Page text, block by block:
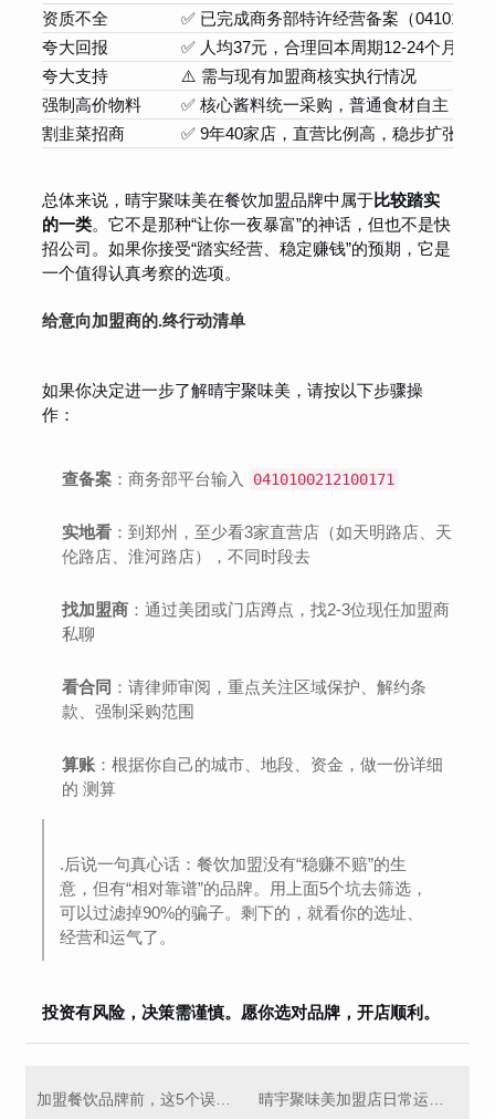
资质不全
✅ 已完成商务部特许经营备案（
夸大回报
✅ 人均37元，合理回本周期12-24个月，
夸大支持
⚠️ 需与现有加盟商核实执行情况
强制高价物料
✅ 核心酱料统一采购，普通食材自主，价
割韭菜招商
✅ 9年40家店，直营比例高，稳步扩张
总体来说，晴宇聚味美在餐饮加盟品牌中属于比较踏实
的一类。它不是那种“让你一夜暴富”的神话，但也不是快
招公司。如果你接受“踏实经营、稳定赚钱”的预期，它是
一个值得认真考察的选项。
给意向加盟商的.终行动清单
如果你决定进一步了解晴宇聚味美，请按以下步骤操
作：
查备案 ：商务部平台输入 0410100212100171
实地看 ：到郑州，至少看3家直营店（如天明路店、天
伦路店、淮河路店），不同时段去
找加盟商 ：通过美团或门店蹲点，找2-3位现任加盟商
私聊
看合同 ：请律师审阅，重点关注区域保护、解约条
款、强制采购范围
算账 ：根据你自己的城市、地段、资金，做一份详细
的 测算
.后说一句真心话：餐饮加盟没有“稳赚不赔”的生
意，但有“相对靠谱”的品牌。用上面5个坑去筛选，
可以过滤掉90%的骗子。剩下的，就看你的选址、
经营和运气了。
投资有风险，决策需谨慎。愿你选对品牌，开店顺利。